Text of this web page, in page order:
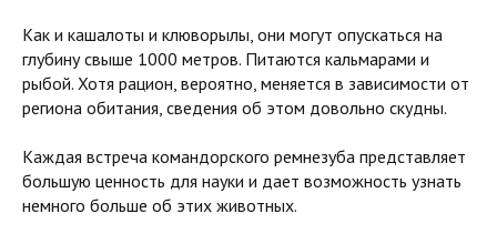
Как и кашалоты и клюворылы, они могут опускаться на
глубину свыше 1000 метров. Питаются кальмарами и
рыбой. Хотя рацион, вероятно, меняется в зависимости от
региона обитания, сведения об этом довольно скудны.
Каждая встреча командорского ремнезуба представляет
большую ценность для науки и дает возможность узнать
немного больше об этих животных.